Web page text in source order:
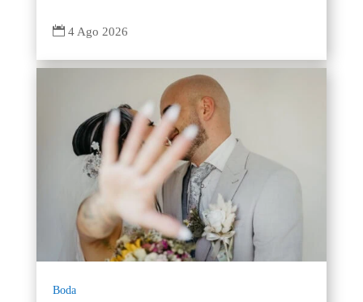
 4 Ago 2026
Boda